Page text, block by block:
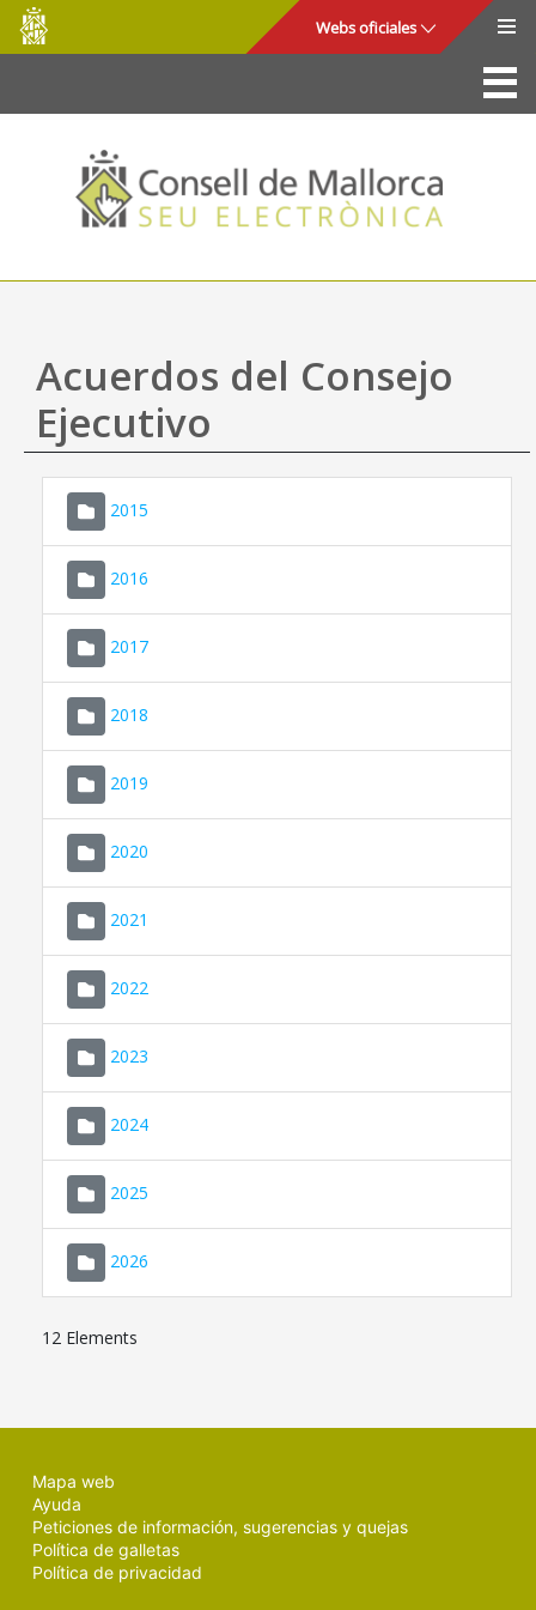
Saltar al contenido principal
Consell
de
Mallorca
Webs oficiales
La Sede
Consejo de Mallorca
Acceso y seguridad
Utilidades
Mapa web
Ayuda
Acuerdos del Consejo
Ejecutivo
2015
2016
2017
2018
2019
2020
2021
2022
2023
2024
2025
2026
12 Elements
Mapa web
Ayuda
Peticiones de información, sugerencias y quejas
Política de galletas
Política de privacidad